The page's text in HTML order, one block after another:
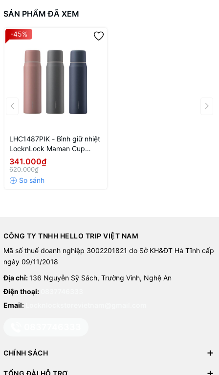
SẢN PHẨM ĐÃ XEM
-45%
LHC1487PIK - Bình giữ nhiệt
LocknLock Maman Cup
Vacuum Bottle 505ml - Màu
hồng
341.000₫
620.000₫
CÔNG TY TNHH HELLO TRIP VIỆT NAM
Mã số thuế doanh nghiệp 3002201821 do Sở KH&ĐT Hà Tĩnh cấp
ngày 09/11/2018
Địa chỉ:136 Nguyễn Sỹ Sách, Trường Vinh, Nghệ An
Điện thoại:
Email:
CHÍNH SÁCH
TỔNG ĐÀI HỖ TRỢ